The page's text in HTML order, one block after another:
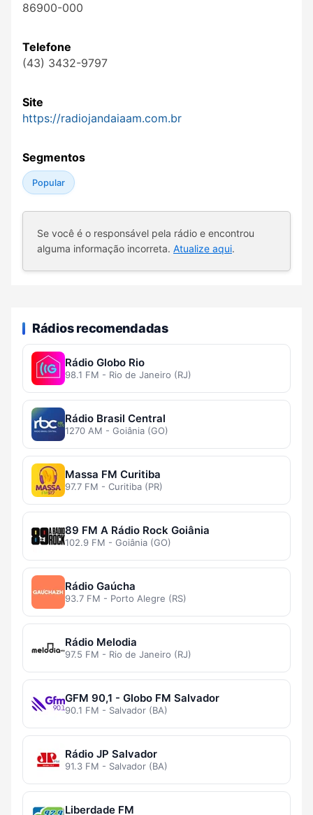
86900-000
Telefone
(43) 3432-9797
Site
https://radiojandaiaam.com.br
Segmentos
Popular
Se você é o responsável pela rádio e encontrou
alguma informação incorreta. Atualize aqui.
Rádios recomendadas
Rádio Globo Rio
98.1 FM - Rio de Janeiro (RJ)
Rádio Brasil Central
1270 AM - Goiânia (GO)
Massa FM Curitiba
97.7 FM - Curitiba (PR)
89 FM A Rádio Rock Goiânia
102.9 FM - Goiânia (GO)
Rádio Gaúcha
93.7 FM - Porto Alegre (RS)
Rádio Melodia
97.5 FM - Rio de Janeiro (RJ)
GFM 90,1 - Globo FM Salvador
90.1 FM - Salvador (BA)
Rádio JP Salvador
91.3 FM - Salvador (BA)
Liberdade FM